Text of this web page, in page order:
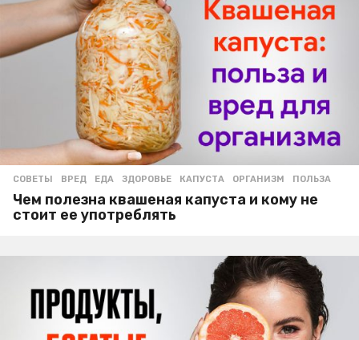
СОВЕТЫ ВРЕД ,ЕДА ,ЗДОРОВЬЕ ,КАПУСТА ,ОРГАНИЗМ ,ПОЛЬЗА
Чем полезна квашеная капуста и кому не
стоит ее употреблять